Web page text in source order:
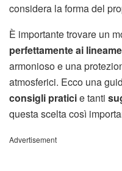
considera la forma del
È importante trovare un
perfettamente ai
armonioso e una
atmosferici. Ecco una
consigli praticie tanti
questa scelta così
Advertisement